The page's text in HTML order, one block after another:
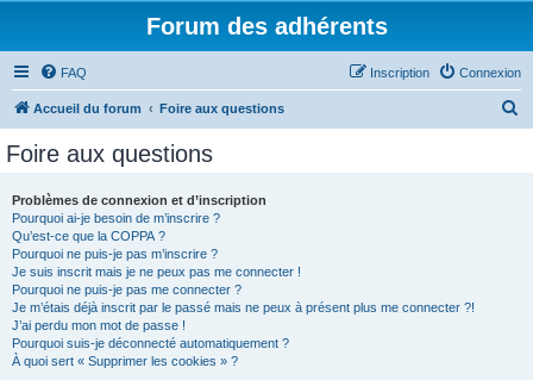
Forum des adhérents
FAQ Connexion
Inscription
Accueil du forum Foire aux questions
Foire aux questions
Problèmes de connexion et d’inscription
Pourquoi ai-je besoin de m’inscrire ?
Qu’est-ce que la COPPA ?
Pourquoi ne puis-je pas m’inscrire ?
Je suis inscrit mais je ne peux pas me connecter !
Pourquoi ne puis-je pas me connecter ?
Je m’étais déjà inscrit par le passé mais ne peux à présent plus me connecter ?!
J’ai perdu mon mot de passe !
Pourquoi suis-je déconnecté automatiquement ?
À quoi sert « Supprimer les cookies » ?